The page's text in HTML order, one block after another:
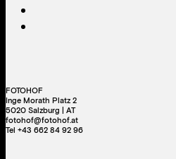
FOTOHOF
Inge Morath Platz 2
5020 Salzburg | AT
fotohof@fotohof.at
Tel +43 662 84 92 96